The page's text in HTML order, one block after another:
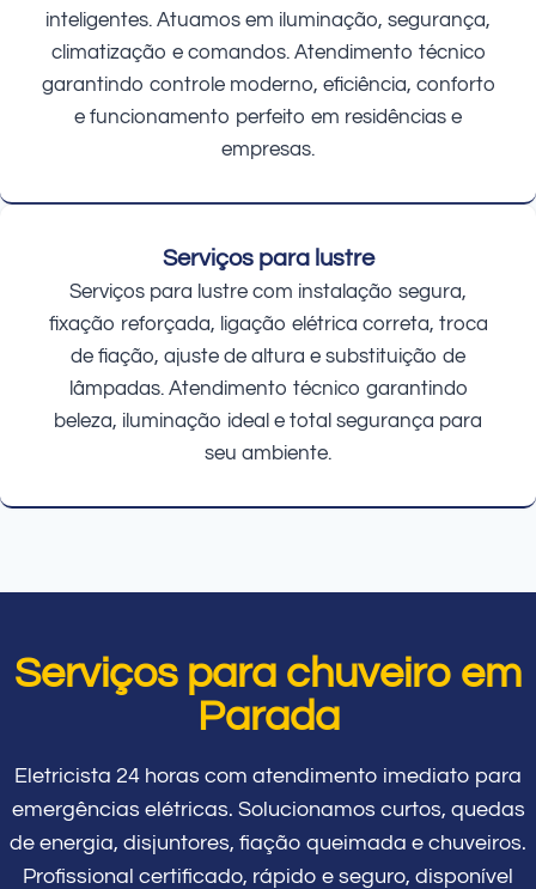
inteligentes. Atuamos em iluminação, segurança,
climatização e comandos. Atendimento técnico
garantindo controle moderno, eficiência, conforto
e funcionamento perfeito em residências e
empresas.
Serviços para lustre
Serviços para lustre com instalação segura,
fixação reforçada, ligação elétrica correta, troca
de fiação, ajuste de altura e substituição de
lâmpadas. Atendimento técnico garantindo
beleza, iluminação ideal e total segurança para
seu ambiente.
Serviços para chuveiro em
Parada
Eletricista 24 horas com atendimento imediato para
emergências elétricas. Solucionamos curtos, quedas
de energia, disjuntores, fiação queimada e chuveiros.
Profissional certificado, rápido e seguro, disponível